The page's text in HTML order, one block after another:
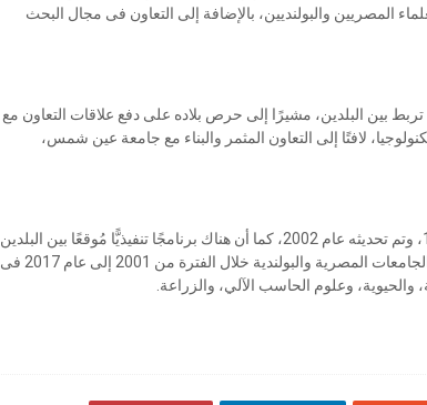
المصريين والبولنديين، بالإضافة إلى التعاون فى مجال البحث
تربط بين البلدين، مشيرًا إلى حرص بلاده على دفع علاقات التعاون مع
لافتًا إلى التعاون المثمر والبناء مع جامعة عين شمس،
جدير بالذكر أنه تم توقيع البرنامج الثقافي بين مصر وبولندا عام 1957، وتم تحديثه عام 2002، كما أن هناك برنامجًا تنفيذيًّا مُوقعًا بين البلدين
عن الأعوام 2007/2010 ، فضلاً عن توقيع 19 بروتوكولاً للتعاون بين الجامعات المصرية والبولندية خلال الفترة من 2001 إلى عام 2017 فى
والحيوية، وعلوم الحاسب الآلي، والزراعة.